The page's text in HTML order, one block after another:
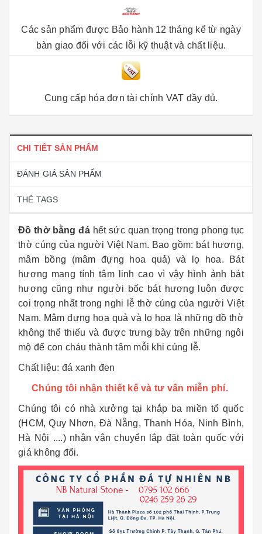
Các sản phẩm được Bảo hành 12 tháng kể từ ngày
bàn giao đối với các lỗi kỹ thuật và chất liệu.
Cung cấp hóa đơn tài chính VAT đầy đủ.
CHI TIẾT SẢN PHẨM
ĐÁNH GIÁ SẢN PHẨM
THẺ TAGS
Đồ thờ bằng đáhết sức quan trọng trong phong tục
thờ cúng của người Việt Nam. Bao gồm: bát hương,
mâm bồng (mâm đựng hoa quả) và lọ hoa. Bát
hương mang tính tâm linh cao vì vậy hình ảnh bát
hương cũng như người bốc bát hương luôn được
coi trọng nhất trong nghi lễ thờ cúng của người Việt
Nam. Mâm đựng hoa quả và lọ hoa là những đồ thờ
không thể thiếu và được trưng bày trên những ngôi
mộ để con cháu thành tâm mỗi khi cúng lễ.
Chất liệu: đá xanh đen
Chúng tôi nhận thiết kế và tư vấn miễn phí.
Chúng tôi có nhà xưởng tại khắp ba miền tổ quốc
(HCM, Quy Nhơn, Đà Nẵng, Thanh Hóa, Ninh Bình,
Hà Nội ....) nhận vận chuyển lắp đặt toàn quốc với
giá không đổi.